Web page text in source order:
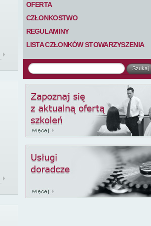
OFERTA
CZŁONKOSTWO
REGULAMINY
LISTA CZŁONKÓW STOWARZYSZENIA